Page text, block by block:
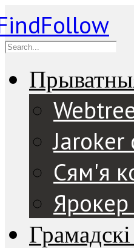
Jaroker
Сям'я
Ярокер